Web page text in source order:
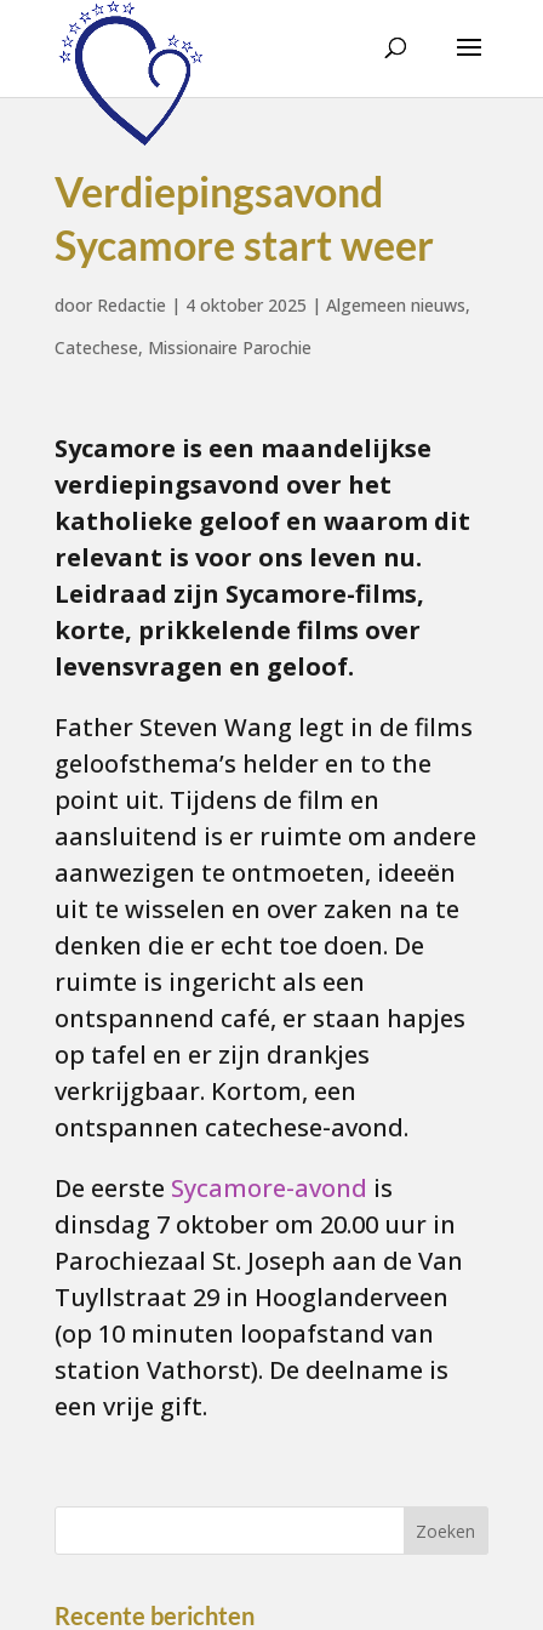
Verdiepingsavond
Sycamore start weer
door Redactie | 4 oktober 2025 | Algemeen nieuws,
Catechese, Missionaire Parochie
Sycamore is een maandelijkse
verdiepingsavond over het
katholieke geloof en waarom dit
relevant is voor ons leven nu.
Leidraad zijn Sycamore-films,
korte, prikkelende films over
levensvragen en geloof.
Father Steven Wang legt in de films
geloofsthema’s helder en to the
point uit. Tijdens de film en
aansluitend is er ruimte om andere
aanwezigen te ontmoeten, ideeën
uit te wisselen en over zaken na te
denken die er echt toe doen. De
ruimte is ingericht als een
ontspannend café, er staan hapjes
op tafel en er zijn drankjes
verkrijgbaar. Kortom, een
ontspannen catechese-avond.
De eerste Sycamore-avond is
dinsdag 7 oktober om 20.00 uur in
Parochiezaal St. Joseph aan de Van
Tuyllstraat 29 in Hooglanderveen
(op 10 minuten loopafstand van
station Vathorst). De deelname is
een vrije gift.
Recente berichten